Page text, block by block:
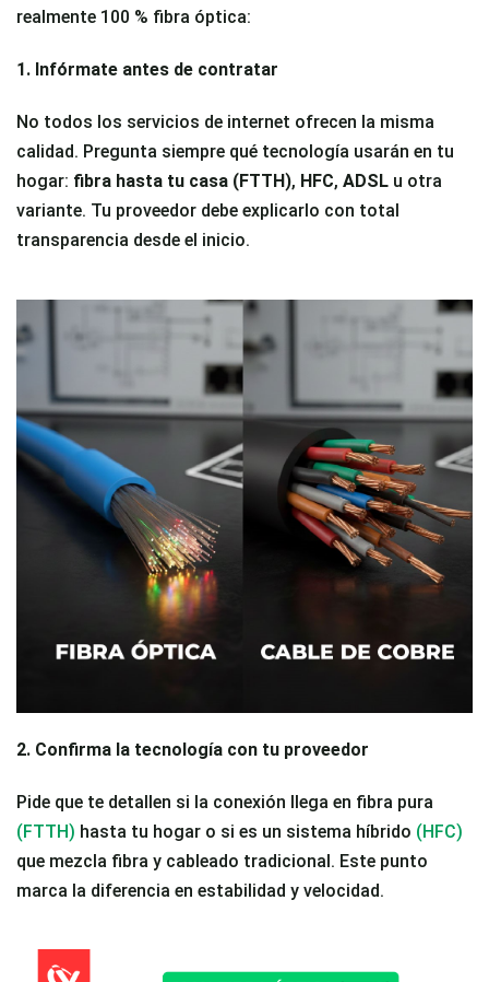
realmente 100 % fibra óptica:
1. Infórmate antes de contratar
No todos los servicios de internet ofrecen la misma
calidad. Pregunta siempre qué tecnología usarán en tu
hogar: fibra hasta tu casa (FTTH), HFC, ADSL u otra
variante. Tu proveedor debe explicarlo con total
transparencia desde el inicio.
2. Confirma la tecnología con tu proveedor
Pide que te detallen si la conexión llega en fibra pura
(FTTH) hasta tu hogar o si es un sistema híbrido (HFC)
que mezcla fibra y cableado tradicional. Este punto
marca la diferencia en estabilidad y velocidad.